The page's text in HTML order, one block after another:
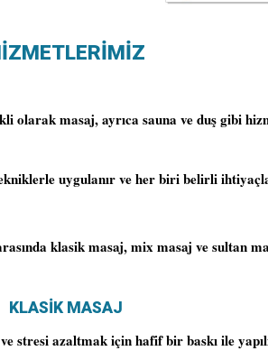
olarak masaj, ayrıca sauna ve duş gibi
uygulanır ve her biri belirli
klasik masaj, mix masaj ve sultan
KLASİK MASAJ
stresi azaltmak için hafif bir baskı ile